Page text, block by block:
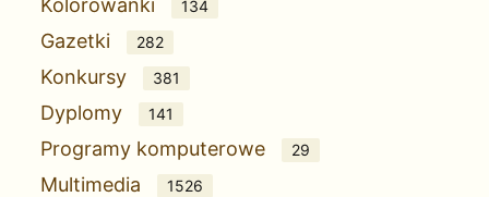
Kolorowanki 134
Gazetki 282
Konkursy 381
Dyplomy 141
Programy komputerowe 29
Multimedia 1526